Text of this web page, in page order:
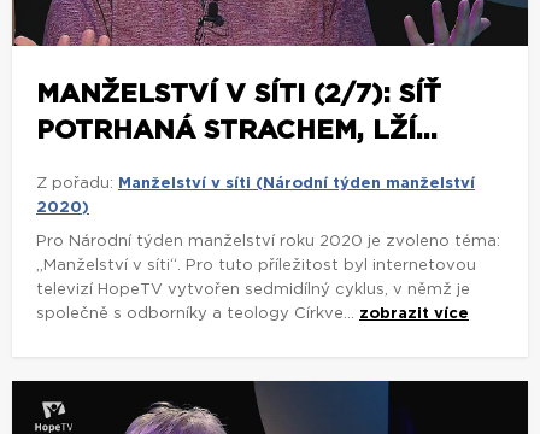
MANŽELSTVÍ V SÍTI (2/7): SÍŤ
POTRHANÁ STRACHEM, LŽÍ...
Z pořadu:
Manželství v síti (Národní týden manželství
2020)
Pro Národní týden manželství roku 2020 je zvoleno téma:
„Manželství v síti“. Pro tuto příležitost byl internetovou
televizí HopeTV vytvořen sedmidílný cyklus, v němž je
společně s odborníky a teology Církve... zobrazit více